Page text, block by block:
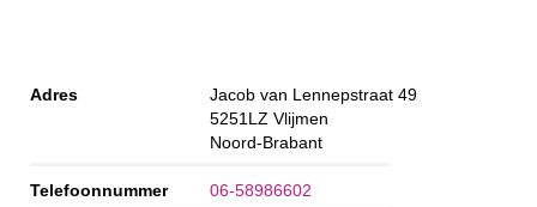
Adres
Jacob van Lennepstraat 49
5251LZ Vlijmen
Noord-Brabant
Telefoonnummer 06-58986602